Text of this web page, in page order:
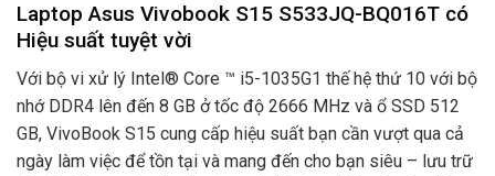
Laptop Asus Vivobook S15 S533JQ-BQ016T có
Hiệu suất tuyệt vời
Với bộ vi xử lý Intel® Core ™ i5-1035G1 thế hệ thứ 10 với bộ
nhớ DDR4 lên đến 8 GB ở tốc độ 2666 MHz và ổ SSD 512
GB, VivoBook S15 cung cấp hiệu suất bạn cần vượt qua cả
ngày làm việc để tồn tại và mang đến cho bạn siêu – lưu trữ